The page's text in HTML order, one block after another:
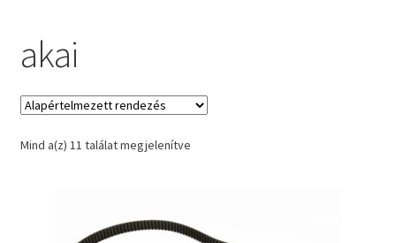
ÁSZF
Fiókom
GYIK
akai
Mind a(z) 11 találat megjelenítve